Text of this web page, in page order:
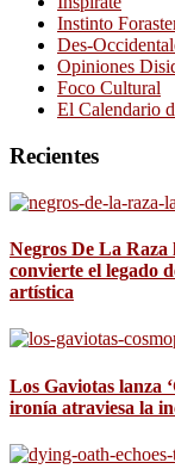
Instinto
Des-
Opiniones
Foco Cultural
El Calendario
Recientes
Negros De La Raza
convierte el legado
artística
Los Gaviotas lanza
ironía atraviesa la